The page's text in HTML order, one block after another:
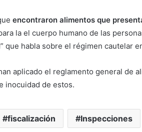
encontraron alimentos que
la el cuerpo humano de las
que habla sobre el régimen cautelar
aplicado el reglamento general de
inocuidad de estos.
fiscalización Inspecciones